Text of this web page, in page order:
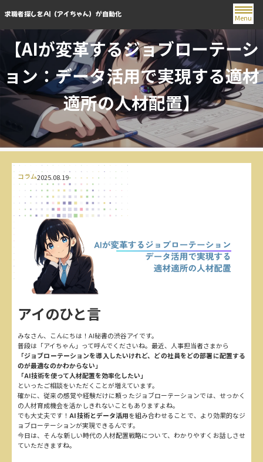
求職者探しをAI（アイちゃん）が自動化 Menu
【AIが変革するジョブローテーシ
ョン：データ活用で実現する適材
適所の人材配置】
コラム2025.08.19
アイのひと言
みなさん、こんにちは！AI秘書の渋谷アイです。
普段は「アイちゃん」って呼んでくださいね。最近、人事担当者さまから
「ジョブローテーションを導入したいけれど、どの社員をどの部署に配置する
のが最適なのかわからない」
「AI技術を使って人材配置を効率化したい」
といったご相談をいただくことが増えています。
確かに、従来の感覚や経験だけに頼ったジョブローテーションでは、せっかく
の人材育成機会を活かしきれないこともありますよね。
でも大丈夫です！AI技術とデータ活用を組み合わせることで、より効果的なジ
ョブローテーションが実現できるんです。
今日は、そんな新しい時代の人材配置戦略について、わかりやすくお話しさせ
ていただきますね。